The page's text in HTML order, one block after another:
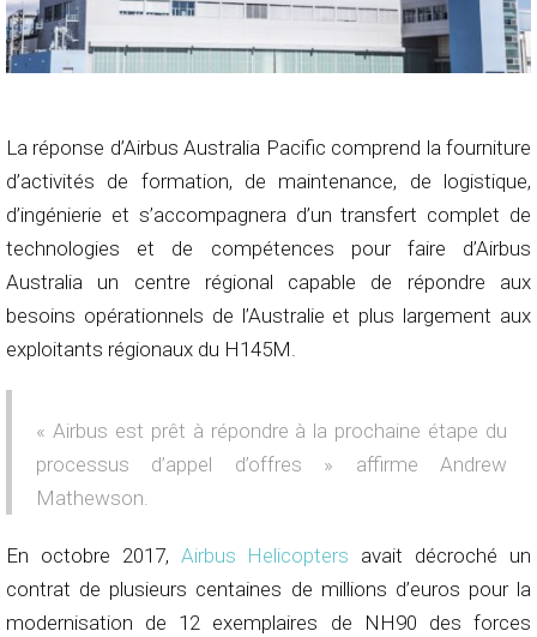
La réponse d’Airbus Australia Pacific comprend la fourniture
d’activités de formation, de maintenance, de logistique,
d’ingénierie et s’accompagnera d’un transfert complet de
technologies et de compétences pour faire d’Airbus
Australia un centre régional capable de répondre aux
besoins opérationnels de l’Australie et plus largement aux
exploitants régionaux du H145M.
« Airbus est prêt à répondre à la prochaine étape du
processus d’appel d’offres » affirme Andrew
Mathewson.
En octobre 2017, Airbus Helicopters avait décroché un
contrat de plusieurs centaines de millions d’euros pour la
modernisation de 12 exemplaires de NH90 des forces